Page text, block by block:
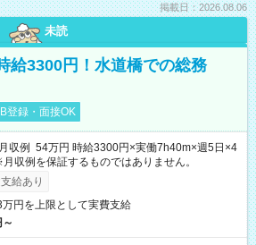
掲載日：2026.08.06
未読
給3300円！水道橋での総務
登録・面接OK
収例 54万円 時給3300円×実働7h40m×週5日×4
収例を保証するものではありません。
給あり
万円を上限として実費支給